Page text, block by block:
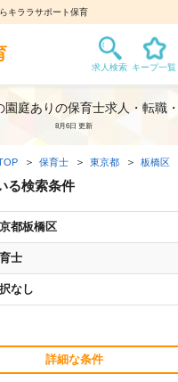
キララサポート保育
園庭ありの保育士求人・転職
8月6日 更新
保育士 東京都 板橋区
る検索条件
都板橋区
士
なし
詳細な条件